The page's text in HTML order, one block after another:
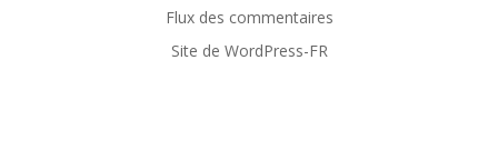
Flux des commentaires
Site de WordPress-FR